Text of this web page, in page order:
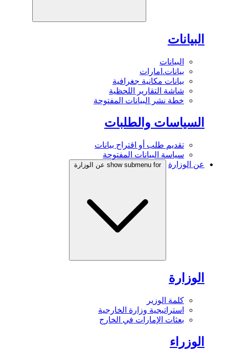
البيانات
البيانات
بيانات.امارات
بيانات مكانية جغرافية
شاشة التقارير اللحظية
خطة نشر البيانات المفتوحة
السياسات والطلبات
تقديم طلب أو اقتراح بيانات
سياسة البيانات المفتوحة
عن الوزارة
show submenu for عن الوزارة
الوزارة
كلمة الوزير
استراتيجية وزارة الخارجية
بعثات الإمارات في الخارج
الوزراء